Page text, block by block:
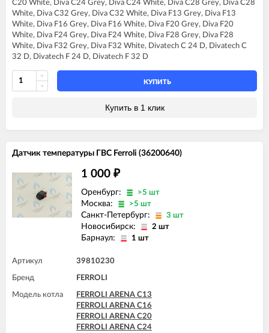
FERROLI DOMIproject F24
FERROLI DOMIproject F24 D
FERROLI DOMIproject F32
FERROLI DOMIproject F32 D
FERROLI DOMItech C24
FERROLI DOMItech C32 D
FERROLI DOMItech F24 D
FERROLI DIVA C24
FERROLI DIVA C28
FERROLI DIVA C32
FERROLI DIVA F13
FERROLI DIVA F16
FERROLI DIVA F20
FERROLI DIVA F24
FERROLI DIVA F32
FERROLI DIVA F37
FERROLI DIVA HC24
FERROLI DIVAtech C24 D
FERROLI DIVAtech C32 D
FERROLI DIVAtech F24 D
FERROLI DIVAtech F32 D
C20 White, Diva C24 Grey, Diva C24 White, Diva C28 Grey, Diva C28
White, Diva C32 Grey, Diva C32 White, Diva F13 Grey, Diva F13
White, Diva F16 Grey, Diva F16 White, Diva F20 Grey, Diva F20
White, Diva F24 Grey, Diva F24 White, Diva F28 Grey, Diva F28
White, Diva F32 Grey, Diva F32 White, Divatech C 24 D, Divatech C
32 D, Divatech F 24 D, Divatech F 32 D
КУПИТЬ
Купить в 1 клик
Датчик температуры ГВС Ferroli (36200640)
1 000 ₽
Оренбург: >5 шт
Москва: >5 шт
Санкт-Петербург: 3 шт
Новосибирск: 2 шт
Барнаул: 1 шт
Артикул 39810230
Бренд FERROLI
Модель котла
FERROLI ARENA C13
FERROLI ARENA C16
FERROLI ARENA C20
FERROLI ARENA C24